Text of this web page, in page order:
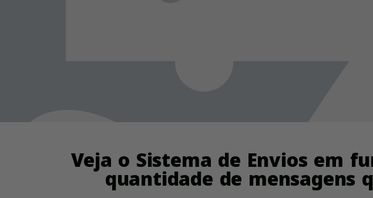
Veja o Sistema de Envios em
quantidade de mensagens